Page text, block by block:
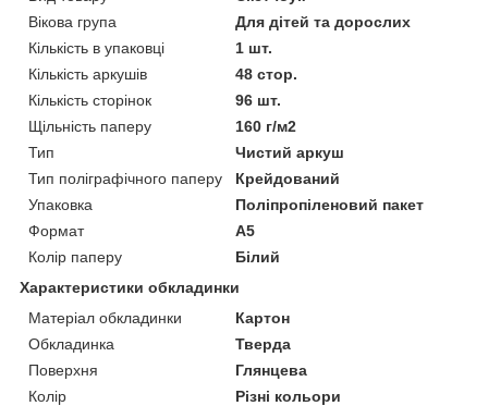
Вікова група
Для дітей та дорослих
Кількість в упаковці
1 шт.
Кількість аркушів
48 стор.
Кількість сторінок
96 шт.
Щільність паперу
160 г/м2
Тип
Чистий аркуш
Тип поліграфічного паперу
Крейдований
Упаковка
Поліпропіленовий пакет
Формат
A5
Колір паперу
Білий
Характеристики обкладинки
Матеріал обкладинки
Картон
Обкладинка
Тверда
Поверхня
Глянцева
Колір
Різні кольори